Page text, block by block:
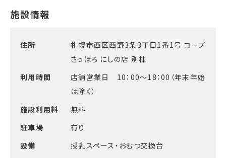
住所
札幌市西区西野3条3丁目1番1号 コープ
さっぽろ にしの店 別棟
利用時間
店舗営業日 10：00～18：00（年末年始
は除く）
施設利用料
無料
駐車場
有り
設備
授乳スペース・おむつ交換台